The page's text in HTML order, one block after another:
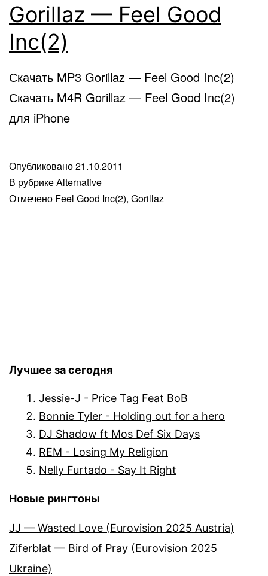
Gorillaz — Feel Good
Inc(2)
Скачать MP3 Gorillaz — Feel Good Inc(2)
Скачать M4R Gorillaz — Feel Good Inc(2)
для iPhone
Опубликовано21.10.2011
В рубрикеAlternative
Отмечено Feel Good Inc(2), Gorillaz
Лучшее за сегодня
Jessie-J - Price Tag Feat BoB
Bonnie Tyler - Holding out for a hero
DJ Shadow ft Mos Def Six Days
REM - Losing My Religion
Nelly Furtado - Say It Right
Новые рингтоны
JJ — Wasted Love (Eurovision 2025 Austria)
Ziferblat — Bird of Pray (Eurovision 2025
Ukraine)